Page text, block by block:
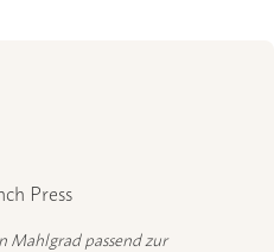
Press
Mahlgrad passend zur